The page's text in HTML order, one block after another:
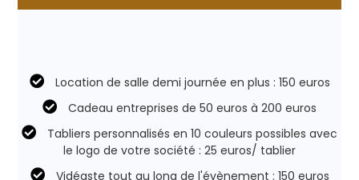
Location de salle demi journée en plus : 150 euros
Cadeau entreprises de 50 euros à 200 euros
Tabliers personnalisés en 10 couleurs possibles avec
le logo de votre société : 25 euros/ tablier
Vidéaste tout au long de l'évènement : 150 euros